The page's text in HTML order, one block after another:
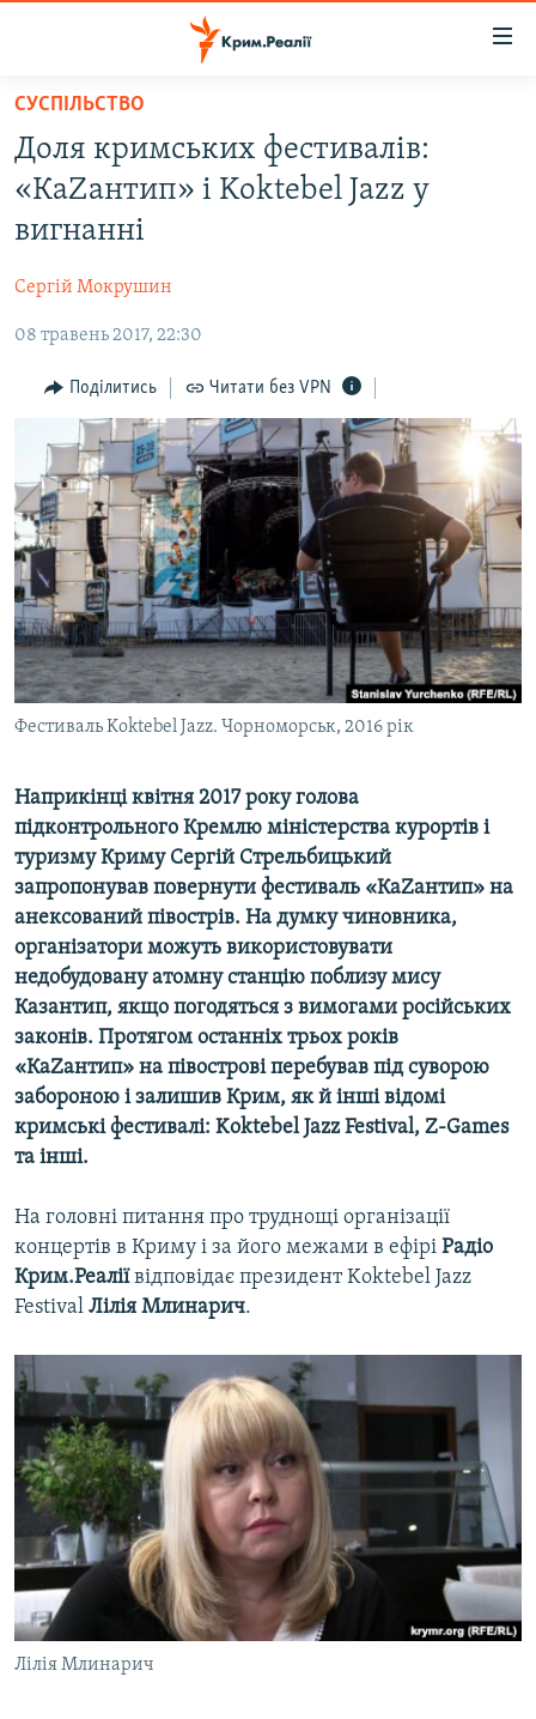
Перейти
основного
матеріалу
до
основної
навігації
Перейти
пошуку
ВОДА.КРИМ
ВІДЕО ТА ФОТО
БЛОГИ
ПОГЛЯД
ІНТЕРВ'Ю
ВСЕ ЗА ДЕНЬ
СПЕЦПРОЕКТИ
ДЕПОРТАЦІЯ
ВІДЕОУРОКИ «ELIFBE»
СВІДЧЕННЯ ОКУПАЦІЇ
УКРАЇНСЬКА ПРОБЛЕМА КРИМУ
ІНФОГРАФІКА
ЯК ОБІЙТИ БЛОКУВАННЯ
Русский
Qırımtatar
ДОЛУЧАЙСЯ!
Усі сайти RFE/RL
СУСПІЛЬСТВО
Доля кримських фестивалів:
«КаZантип» і Koktebel Jazz у
вигнанні
Сергій Мокрушин
08 травень 2017, 22:30
Поділитись Читати без VPN
Фестиваль Koktebel Jazz. Чорноморськ, 2016 рік
Наприкінці квітня 2017 року голова
підконтрольного Кремлю міністерства курортів і
туризму Криму Сергій Стрельбицький
запропонував повернути фестиваль «КаZантип» на
анексований півострів. На думку чиновника,
організатори можуть використовувати
недобудовану атомну станцію поблизу мису
Казантип, якщо погодяться з вимогами російських
законів. Протягом останніх трьох років
«КаZантип» на півострові перебував під суворою
забороною і залишив Крим, як й інші відомі
кримські фестивалі: Koktebel Jazz Festival, Z-Games
та інші.
На головні питання про труднощі організації
концертів в Криму і за його межами в ефірі Радіо
Крим.Реаліївідповідає президент Koktebel Jazz
Festival Лілія Млинарич.
Лілія Млинарич